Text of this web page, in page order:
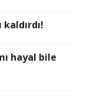
hayal bile